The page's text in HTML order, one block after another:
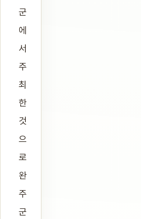
군
에
서
주
최
한
것
으
로
완
주
군